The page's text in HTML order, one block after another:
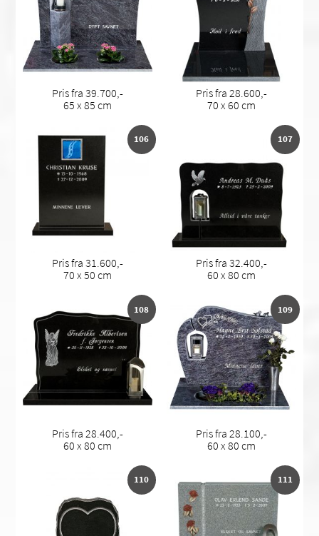
Pris fra 39.700,-
65 x 85 cm
Pris fra 28.600,-
70 x 60 cm
106
Pris fra 31.600,-
70 x 50 cm
107
Pris fra 32.400,-
60 x 80 cm
108
Pris fra 28.400,-
60 x 80 cm
109
Pris fra 28.100,-
60 x 80 cm
110 111